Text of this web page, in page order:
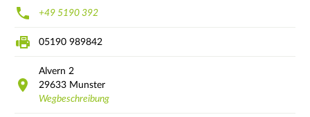
+49 5190 392
05190 989842
Alvern 2
29633 Munster
Wegbeschreibung